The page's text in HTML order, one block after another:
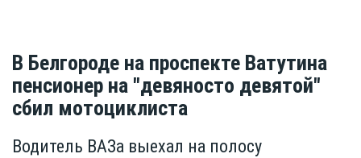
В Белгороде на проспекте Ватутина
пенсионер на "девяносто девятой"
сбил мотоциклиста
Водитель ВАЗа выехал на полосу